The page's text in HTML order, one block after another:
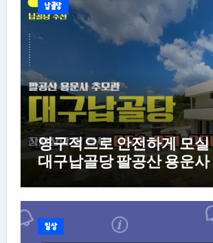
납골당
영구적으로 안전하게 모실
대구납골당 팔공산 용운
일상